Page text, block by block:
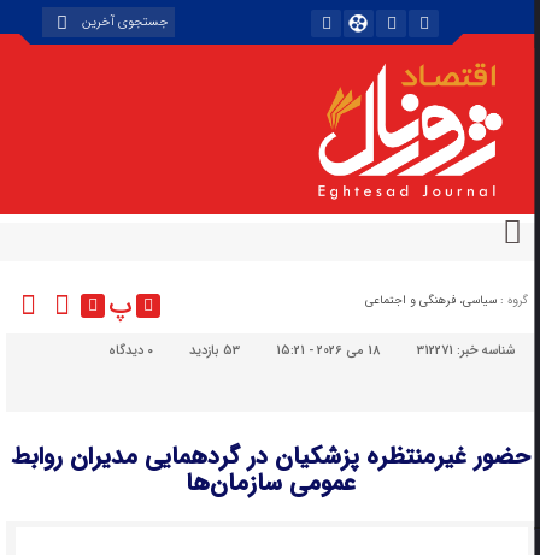
گروه : سیاسی، فرهنگی و اجتماعی پ
شناسه خبر:312271 18 می 2026 - 15:21 53 بازدید دیدگاه
حضور غیرمنتظره پزشکیان در گردهمایی مدیران روابط
عمومی سازمان‌ها